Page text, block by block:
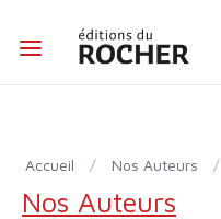
Accueil / Nos Auteurs /
Nos Auteurs